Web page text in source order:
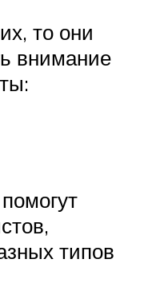
то они
внимание
типов